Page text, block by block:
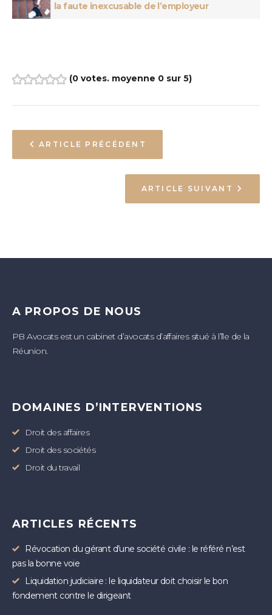
la faute inexcusable de l’employeur
(0 votes. moyenne 0sur 5)
ARTICLE PRÉCÉDENT
ARTICLE SUIVANT
A PROPOS DE NOUS
PB Avocats est un cabinet d’avocats d’affaires situé à l’île de la
Réunion.
DOMAINES D’INTERVENTIONS
Droit des affaires
Droit des sociétés
Droit du travail
ARTICLES RÉCENTS
Révocation du gérant d’une société civile : le référé n’est
pas la bonne voie
Liquidation judiciaire : le liquidateur doit choisir le bon
fondement contre le dirigeant